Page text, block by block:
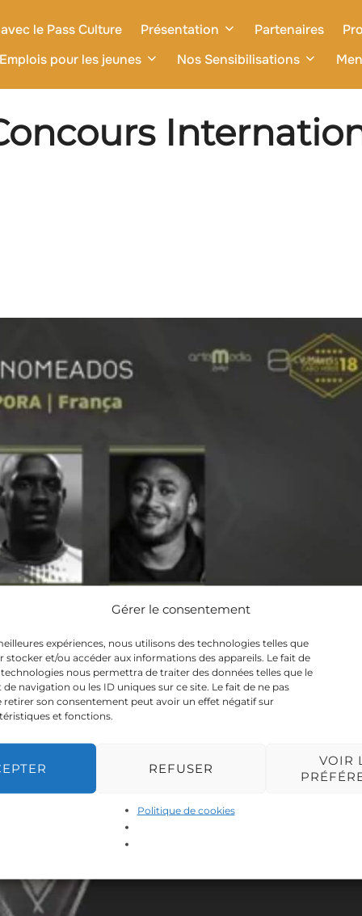
Gérer le consentement
expériences, nous utilisons des technologies telles que
stocker et/ou accéder aux informations des appareils. Le fait de
nous permettra de traiter des données telles que le
navigation ou les ID uniques sur ce site. Le fait de ne pas
retirer son consentement peut avoir un effet négatif sur
et fonctions.
REFUSER
VOIR
Politique de cookies
le Pass Culture Présentation Partenaires
pour les jeunes
Nos Sensibilisations